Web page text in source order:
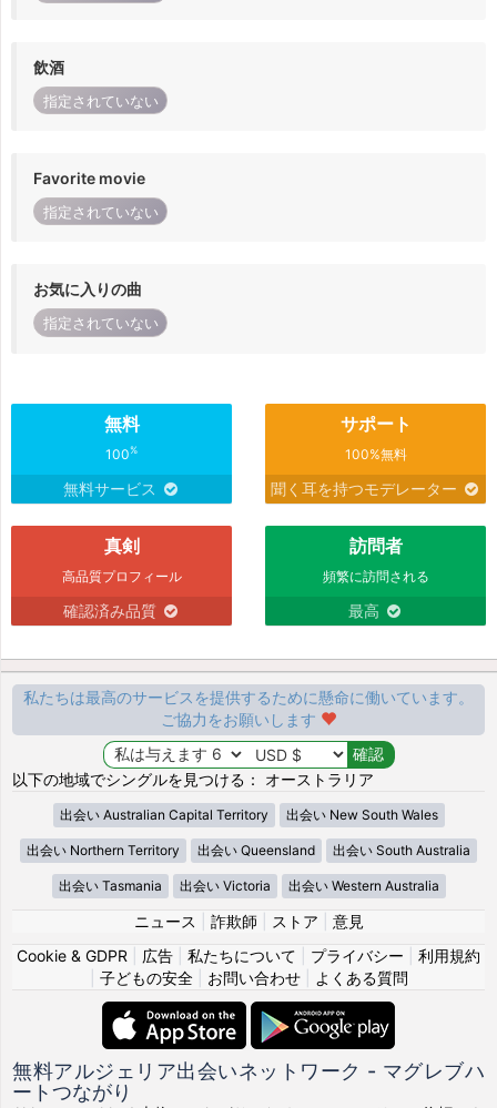
飲酒
指定されていない
Favorite movie
指定されていない
お気に入りの曲
指定されていない
無料
100%
無料サービス
サポート
100%無料
聞く耳を持つモデレーター
真剣
高品質プロフィール
確認済み品質
訪問者
頻繁に訪問される
最高
私たちは最高のサービスを提供するために懸命に働いています。
ご協力をお願いします
以下の地域でシングルを見つける： オーストラリア
出会い Australian Capital Territory 出会い New South Wales
出会い Northern Territory 出会い Queensland 出会い South Australia
出会い Tasmania 出会い Victoria 出会い Western Australia
ニュース 詐欺師 ストア
意見
Cookie & GDPR
広告 私たちについて プライバシー
利用規約
子どもの安全| お問い合わせ| よくある質問
無料アルジェリア出会いネットワーク - マグレブハ
ートつながり